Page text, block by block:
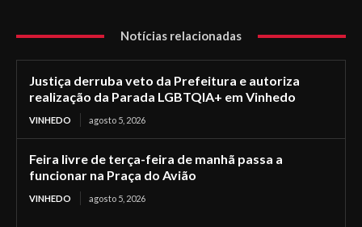
Notícias relacionadas
Justiça derruba veto da Prefeitura e autoriza
realização da Parada LGBTQIA+ em Vinhedo
VINHEDO agosto 5, 2026
Feira livre de terça-feira de manhã passa a
funcionar na Praça do Avião
VINHEDO agosto 5, 2026